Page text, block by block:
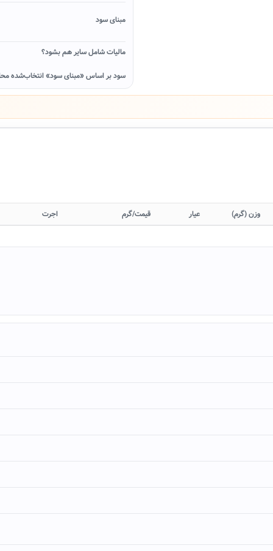
مبنای سود
مالیات شامل سایر هم بشود؟
سود بر اساس «مبنای سود» انتخاب‌شده
وزن (گرم) عیار قیمت/گرم اجرت